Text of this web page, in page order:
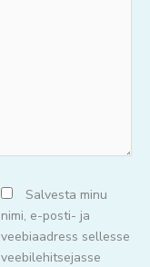
Salvesta minu
nimi, e-posti- ja
veebiaadress sellesse
veebilehitsejasse